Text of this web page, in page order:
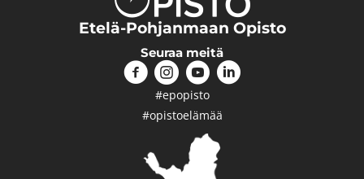
Etelä-Pohjanmaan Opisto
Seuraa meitä
#epopisto
#opistoelämää